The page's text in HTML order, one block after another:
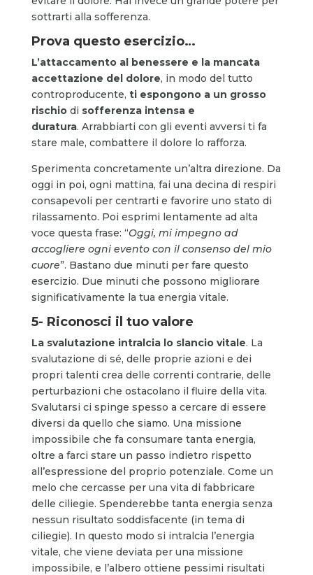
sottrarti alla sofferenza.
Prova questo esercizio…
L’attaccamento al benessere e la mancata
accettazione del dolore, in modo del tutto
controproducente, ti espongono a un grosso
rischio di sofferenza intensa e
duratura. Arrabbiarti con gli eventi avversi ti fa
stare male, combattere il dolore lo rafforza.
Sperimenta concretamente un’altra direzione. Da
oggi in poi, ogni mattina, fai una decina di respiri
consapevoli per centrarti e favorire uno stato di
rilassamento. Poi esprimi lentamente ad alta
voce questa frase: “Oggi, mi impegno ad
accogliere ogni evento con il consenso del mio
cuore”. Bastano due minuti per fare questo
esercizio. Due minuti che possono migliorare
significativamente la tua energia vitale.
5- Riconosci il tuo valore
La svalutazione intralcia lo slancio vitale. La
svalutazione di sé, delle proprie azioni e dei
propri talenti crea delle correnti contrarie, delle
perturbazioni che ostacolano il fluire della vita.
Svalutarsi ci spinge spesso a cercare di essere
diversi da quello che siamo. Una missione
impossibile che fa consumare tanta energia,
oltre a farci stare un passo indietro rispetto
all’espressione del proprio potenziale. Come un
melo che cercasse per una vita di fabbricare
delle ciliegie. Spenderebbe tanta energia senza
nessun risultato soddisfacente (in tema di
ciliegie). In questo modo si intralcia l’energia
vitale, che viene deviata per una missione
impossibile, e l’albero ottiene pessimi risultati